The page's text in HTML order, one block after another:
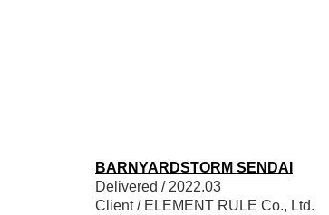
BARNYARDSTORM SENDAI
Delivered / 2022.03
Client / ELEMENT RULE Co., Ltd.